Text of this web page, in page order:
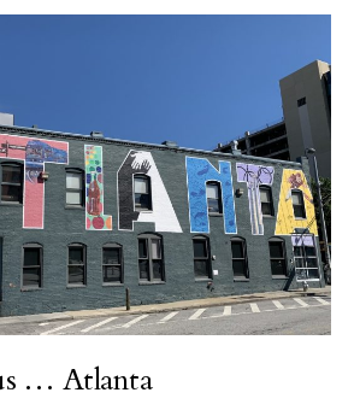
… Atlanta